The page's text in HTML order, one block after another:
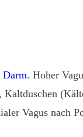
Darm. Hoher
Vagus nach